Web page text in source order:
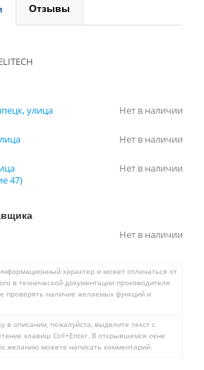
Отзывы
улица
Нет в наличии
Нет в наличии
47)
Нет в наличии
Нет в наличии
характер и может отличаться от
в технической документации производителя.
проверять наличие желаемых функций и
в описании, пожалуйста, выделите текст с
клавиш Ctrl+Enter. В открывшемся окне
желанию можете написать комментарий.